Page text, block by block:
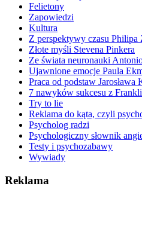
Felietony
Zapowiedzi
Kultura
Z perspektywy czasu Philipa
Złote myśli Stevena Pinkera
Ze świata neuronauki
Ujawnione emocje Paula
Praca od podstaw Jarosława
7 nawyków sukcesu z
Try to lie
Reklama do kąta, czyli
Psycholog radzi
Psychologiczny słownik
Testy i psychozabawy
Wywiady
Reklama